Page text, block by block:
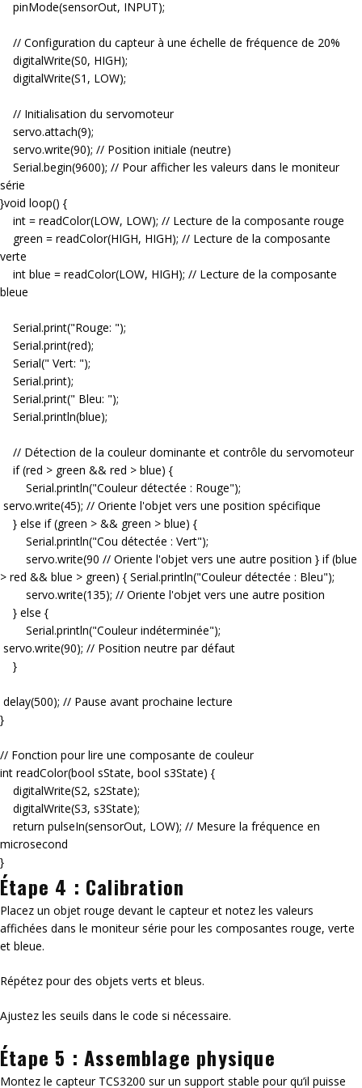
pinMode(sensorOut, INPUT);
// Configuration du capteur à une échelle de fréquence de 20%
digitalWrite(S0, HIGH);
digitalWrite(S1, LOW);
// Initialisation du servomoteur
servo.attach(9);
servo.write(90); // Position initiale (neutre)
Serial.begin(9600); // Pour afficher les valeurs dans le moniteur
série
}void loop() {
int = readColor(LOW, LOW); // Lecture de la composante rouge
green = readColor(HIGH, HIGH); // Lecture de la composante
verte
int blue = readColor(LOW, HIGH); // Lecture de la composante
bleue
Serial.print("Rouge: ");
Serial.print(red);
Serial(" Vert: ");
Serial.print);
Serial.print(" Bleu: ");
Serial.println(blue);
// Détection de la couleur dominante et contrôle du servomoteur
if (red > green && red > blue) {
Serial.println("Couleur détectée : Rouge");
servo.write(45); // Oriente l'objet vers une position spécifique
} else if (green > && green > blue) {
Serial.println("Cou détectée : Vert");
servo.write(90 // Oriente l'objet vers une autre position } if (blue
> red && blue > green) { Serial.println("Couleur détectée : Bleu");
servo.write(135); // Oriente l'objet vers une autre position
} else {
Serial.println("Couleur indéterminée");
servo.write(90); // Position neutre par défaut
}
delay(500); // Pause avant prochaine lecture
}
// Fonction pour lire une composante de couleur
int readColor(bool sState, bool s3State) {
digitalWrite(S2, s2State);
digitalWrite(S3, s3State);
return pulseIn(sensorOut, LOW); // Mesure la fréquence en
microsecond
}
Étape 4 : Calibration
Placez un objet rouge devant le capteur et notez les valeurs
affichées dans le moniteur série pour les composantes rouge, verte
et bleue.
Répétez pour des objets verts et bleus.
Ajustez les seuils dans le code si nécessaire.
Étape 5 : Assemblage physique
Montez le capteur TCS3200 sur un support stable pour qu’il puisse